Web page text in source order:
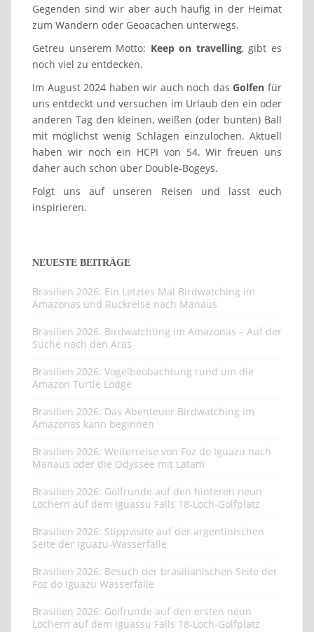
Gegenden sind wir aber auch häufig in der Heimat
zum Wandern oder Geoacachen unterwegs.
Getreu unserem Motto: Keep on travelling, gibt es
noch viel zu entdecken.
Im August 2024 haben wir auch noch dasGolfen für
uns entdeckt und versuchen im Urlaub den ein oder
anderen Tag den kleinen, weißen (oder bunten) Ball
mit möglichst wenig Schlägen einzulochen. Aktuell
haben wir noch ein HCPI von 54. Wir freuen uns
daher auch schon über Double-Bogeys.
Folgt uns auf unseren Reisen und lasst euch
inspirieren.
NEUESTE BEITRÄGE
Brasilien 2026: Ein Letztes Mal Birdwatching im
Amazonas und Rückreise nach Manaus
Brasilien 2026: Birdwatchting im Amazonas – Auf der
Suche nach den Aras
Brasilien 2026: Vogelbeobachtung rund um die
Amazon Turtle Lodge
Brasilien 2026: Das Abenteuer Birdwatching im
Amazonas kann beginnen
Brasilien 2026: Weiterreise von Foz do Iguazu nach
Manaus oder die Odyssee mit Latam
Brasilien 2026: Golfrunde auf den hinteren neun
Löchern auf dem Iguassu Falls 18-Loch-Golfplatz
Brasilien 2026: Stippvisite auf der argentinischen
Seite der Iguazu-Wasserfälle
Brasilien 2026: Besuch der brasilianischen Seite der
Foz do Iguazu Wasserfälle
Brasilien 2026: Golfrunde auf den ersten neun
Löchern auf dem Iguassu Falls 18-Loch-Golfplatz